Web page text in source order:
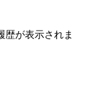
歴が表示されま